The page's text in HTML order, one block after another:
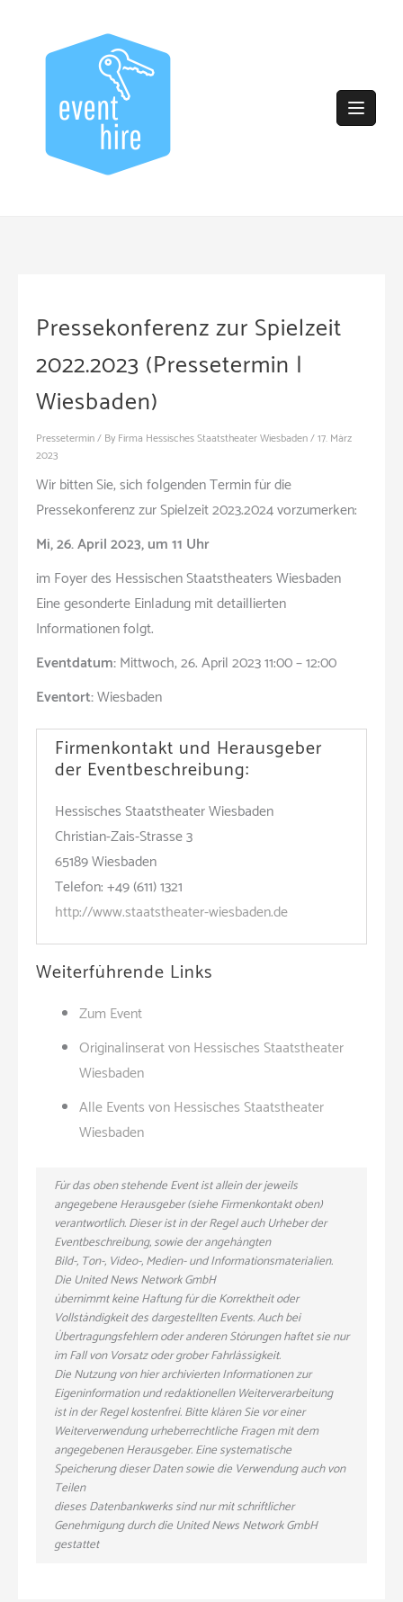
Pressekonferenz zur Spielzeit
2022.2023 (Pressetermin |
Wiesbaden)
Pressetermin/ By Firma Hessisches Staatstheater Wiesbaden/17. März
2023
Wir bitten Sie, sich folgenden Termin für die
Pressekonferenz zur Spielzeit 2023.2024 vorzumerken:
Mi, 26. April 2023, um 11 Uhr
im Foyer des Hessischen Staatstheaters Wiesbaden
Eine gesonderte Einladung mit detaillierten
Informationen folgt.
Eventdatum:Mittwoch, 26. April 2023 11:00 – 12:00
Eventort:Wiesbaden
Firmenkontakt und Herausgeber
der Eventbeschreibung:
Hessisches Staatstheater Wiesbaden
Christian-Zais-Strasse 3
65189 Wiesbaden
Telefon: +49 (611) 1321
http://www.staatstheater-wiesbaden.de
Weiterführende Links
Zum Event
Originalinserat von Hessisches Staatstheater
Wiesbaden
Alle Events von Hessisches Staatstheater
Wiesbaden
Für das oben stehende Event ist allein der jeweils
angegebene Herausgeber (siehe Firmenkontakt oben)
verantwortlich. Dieser ist in der Regel auch Urheber der
Eventbeschreibung, sowie der angehängten
Bild-, Ton-, Video-, Medien- und Informationsmaterialien.
Die United News Network GmbH
übernimmt keine Haftung für die Korrektheit oder
Vollständigkeit des dargestellten Events. Auch bei
Übertragungsfehlern oder anderen Störungen haftet sie nur
im Fall von Vorsatz oder grober Fahrlässigkeit.
Die Nutzung von hier archivierten Informationen zur
Eigeninformation und redaktionellen Weiterverarbeitung
ist in der Regel kostenfrei. Bitte klären Sie vor einer
Weiterverwendung urheberrechtliche Fragen mit dem
angegebenen Herausgeber. Eine systematische
Speicherung dieser Daten sowie die Verwendung auch von
Teilen
dieses Datenbankwerks sind nur mit schriftlicher
Genehmigung durch die United News Network GmbH
gestattet